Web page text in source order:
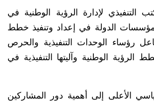
التنفيذي لإدارة الرؤية الوطنية في
الدولة في إعداد وتنفيذ خطط
رؤساء الوحدات التنفيذية والحرص
الوطنية وآليتها التنفيذية في
الأعلى إلى أهمية دور المشاركين